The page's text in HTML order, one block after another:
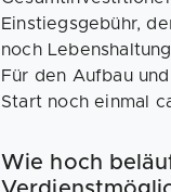
Einstiegsgebühr,
noch
Für den Aufbau
Start noch einmal
Wie hoch